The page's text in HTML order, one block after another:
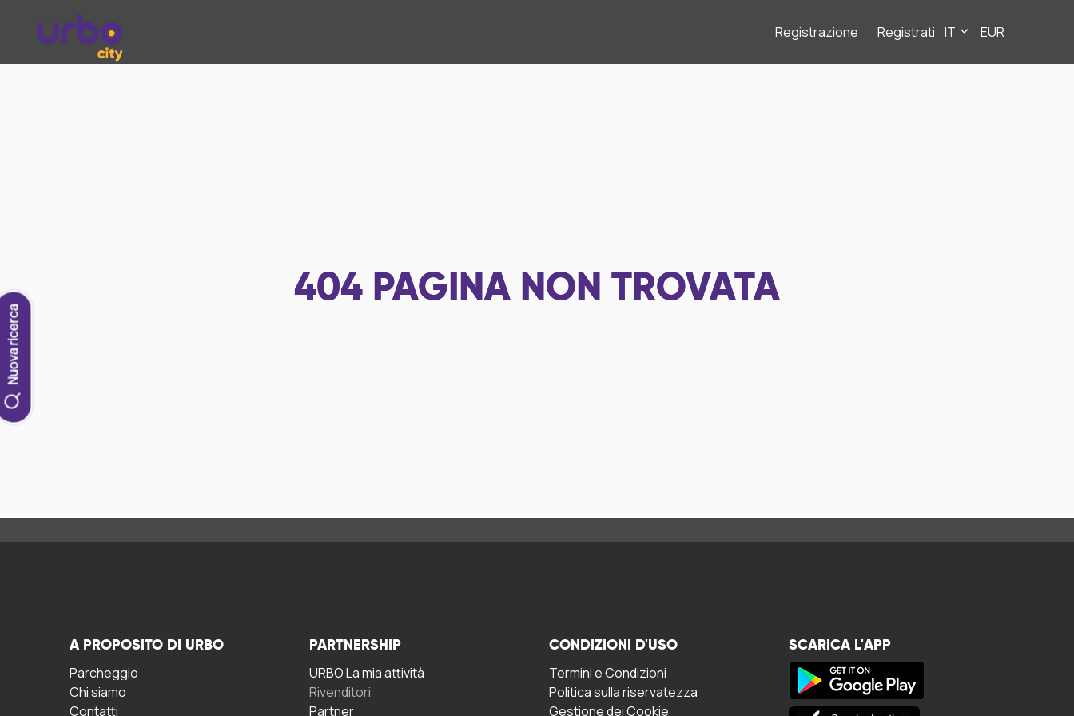
Registrazione Registrati IT EUR
Nuova ricerca
404 PAGINA NON TROVATA
A PROPOSITO DI URBO
Parcheggio
Chi siamo
Contatti
PARTNERSHIP
URBO La mia attività
Rivenditori
Partner
CONDIZIONI D'USO
Termini e Condizioni
Politica sulla riservatezza
Gestione dei Cookie
SCARICA L'APP